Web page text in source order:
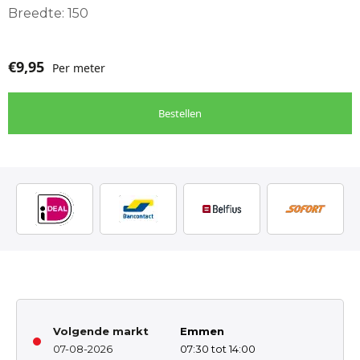
Breedte: 150
€9,95 Per meter
Bestellen
Volgende markt
07-08-2026
Emmen
07:30 tot 14:00